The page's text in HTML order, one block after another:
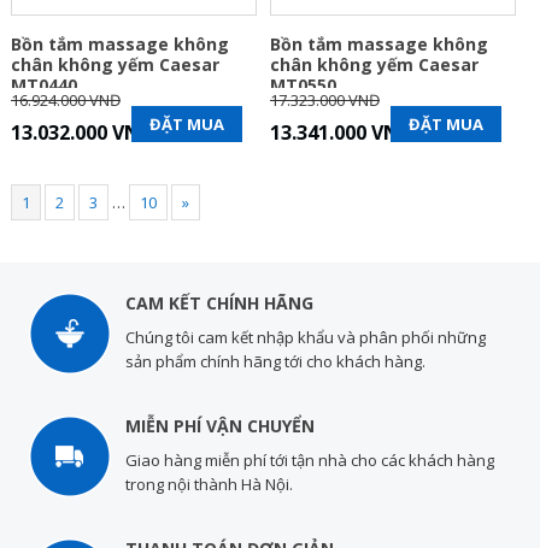
Bồn tắm massage không
chân không yếm Caesar
MT0440
16.924.000 VNĐ
13.032.000 VNĐĐẶT MUA
Bồn tắm massage không
chân không yếm Caesar
MT0550
17.323.000 VNĐ
13.341.000 VNĐĐẶT MUA
1 2 3 … 10 »
CAM KẾT CHÍNH HÃNG
Chúng tôi cam kết nhập khẩu và phân phối những
sản phẩm chính hãng tới cho khách hàng.
MIỄN PHÍ VẬN CHUYỂN
Giao hàng miễn phí tới tận nhà cho các khách hàng
trong nội thành Hà Nội.